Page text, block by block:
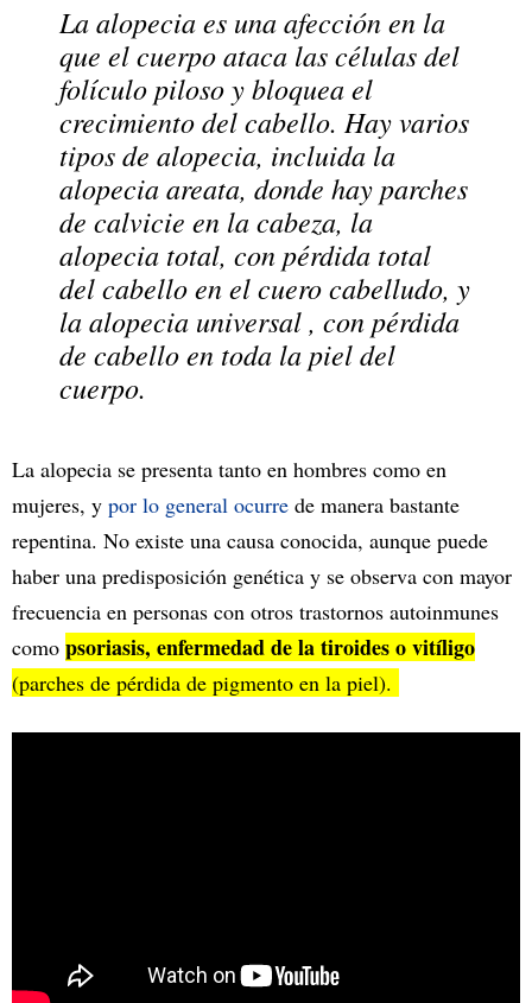
La alopeciaes una afección en la
que el cuerpo ataca las células del
folículo piloso y bloquea el
crecimiento del cabello. Hay varios
tipos de alopecia, incluida la
alopecia areata, donde hay parches
de calvicie en la cabeza, la
alopecia total, con pérdida total
del cabello en el cuero cabelludo, y
la alopecia universal, con pérdida
de cabello en toda la piel del
cuerpo.
La alopecia se presenta tanto en hombres como en
mujeres, y por lo general ocurre de manera bastante
repentina. No existe una causa conocida, aunque puede
haber una predisposición genética y se observa con mayor
frecuencia en personas con otros trastornos autoinmunes
como psoriasis, enfermedad de la tiroides o vitíligo
(parches de pérdida de pigmento en la piel).